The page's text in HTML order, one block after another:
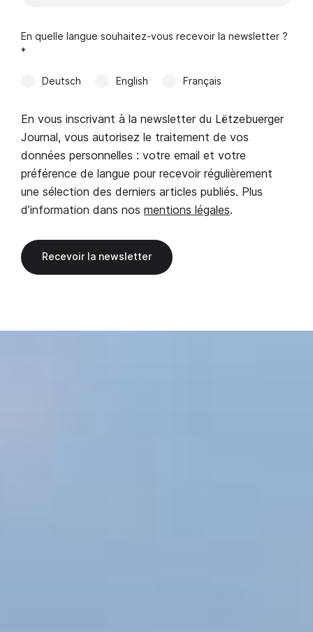
En quelle langue souhaitez-vous recevoir la newsletter ?
*
Deutsch English Français
En vous inscrivant à la newsletter du Lëtzebuerger
Journal, vous autorisez le traitement de vos
données personnelles : votre email et votre
préférence de langue pour recevoir régulièrement
une sélection des derniers articles publiés. Plus
d’information dans nos mentions légales.